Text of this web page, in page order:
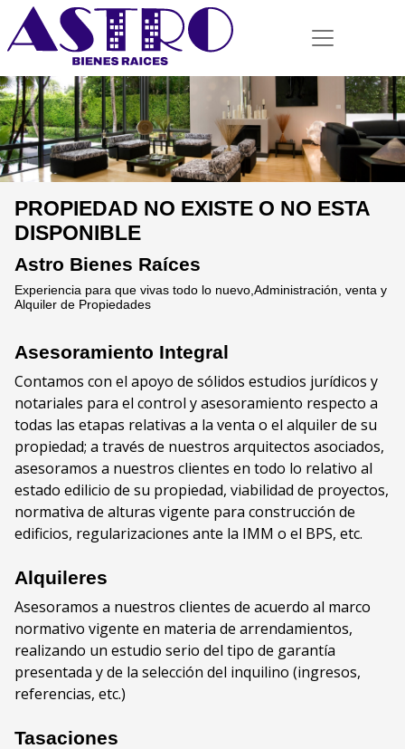
PROPIEDAD NO EXISTE O NO ESTA
DISPONIBLE
Astro Bienes Raíces
Experiencia para que vivas todo lo nuevo,Administración, venta y
Alquiler de Propiedades
Asesoramiento Integral
Contamos con el apoyo de sólidos estudios jurídicos y
notariales para el control y asesoramiento respecto a
todas las etapas relativas a la venta o el alquiler de su
propiedad; a través de nuestros arquitectos asociados,
asesoramos a nuestros clientes en todo lo relativo al
estado edilicio de su propiedad, viabilidad de proyectos,
normativa de alturas vigente para construcción de
edificios, regularizaciones ante la IMM o el BPS, etc.
Alquileres
Asesoramos a nuestros clientes de acuerdo al marco
normativo vigente en materia de arrendamientos,
realizando un estudio serio del tipo de garantía
presentada y de la selección del inquilino (ingresos,
referencias, etc.)
Tasaciones